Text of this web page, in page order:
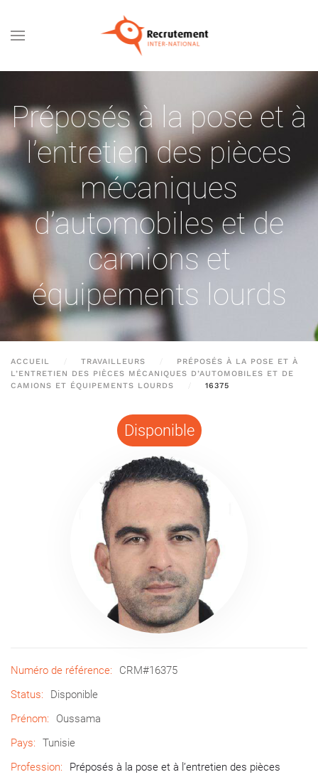
Passer au contenu principal
Préposés à la pose et à
l’entretien des pièces
mécaniques
d’automobiles et de
camions et
équipements lourds
ACCUEIL TRAVAILLEURS
PRÉPOSÉS À LA POSE ET À
L’ENTRETIEN DES PIÈCES MÉCANIQUES D’AUTOMOBILES ET DE
CAMIONS ET ÉQUIPEMENTS LOURDS
16375
Disponible
Numéro de référence:
CRM#16375
Status:
Disponible
Prénom:
Oussama
Pays:
Tunisie
Profession:
Préposés à la pose et à l’entretien des pièces